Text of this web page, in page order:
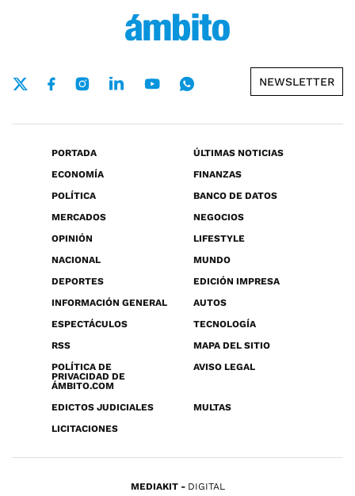
NEWSLETTER
PORTADA
ÚLTIMAS NOTICIAS
ECONOMÍA
FINANZAS
POLÍTICA
BANCO DE DATOS
MERCADOS
NEGOCIOS
OPINIÓN
LIFESTYLE
NACIONAL
MUNDO
DEPORTES
EDICIÓN IMPRESA
INFORMACIÓN GENERAL
AUTOS
ESPECTÁCULOS
TECNOLOGÍA
RSS
MAPA DEL SITIO
POLÍTICA DE
PRIVACIDAD DE
ÁMBITO.COM
AVISO LEGAL
EDICTOS JUDICIALES
MULTAS
LICITACIONES
MEDIAKIT DIGITAL